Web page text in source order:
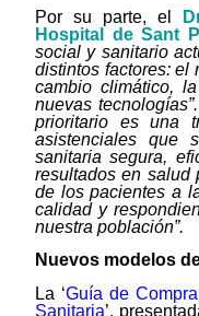
Por su parte, el
Hospital de Sant
social y sanitario
distintos factores: el
cambio climático,
nuevas tecnologías”.
prioritario es una
asistenciales que
sanitaria segura,
resultados en salud
de los pacientes a
calidad y
nuestra población”.
Nuevos modelos
La ‘Guía de
Sanitaria’,